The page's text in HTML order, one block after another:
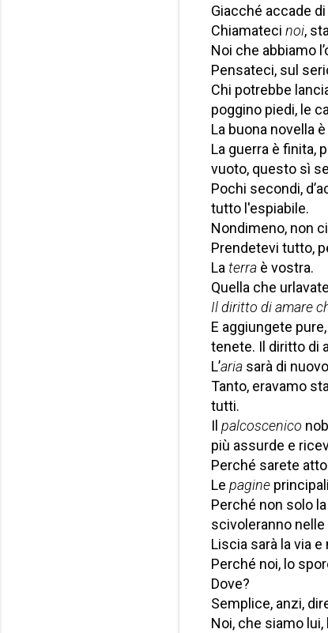
Giacché accade
Chiamateci noi,
Noi che abbiamo
Pensateci, sul
Chi potrebbe
poggino piedi, le
La buona novella
La guerra è finita,
vuoto, questo sì
Pochi secondi,
tutto l'espiabile.
Nondimeno, non
Prendetevi tutto,
La terra è vostra.
Quella che
Il diritto di amare
E aggiungete
tenete. Il diritto di
L’aria sarà di
Tanto, eravamo
tutti.
Il palcoscenico
più assurde e
Perché sarete
Le pagine
Perché non solo
scivoleranno
Liscia sarà la via
Perché noi, lo
Dove?
Semplice, anzi,
Noi, che siamo